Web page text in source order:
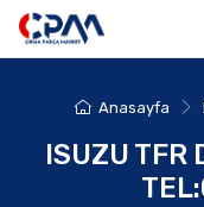
Anasayfa
ISUZU TFR